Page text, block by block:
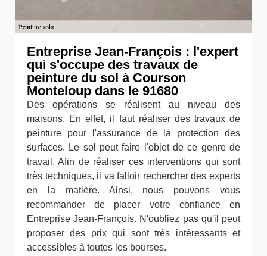
Entreprise Jean-François : l'expert
qui s'occupe des travaux de
peinture du sol à Courson
Monteloup dans le 91680
Des opérations se réalisent au niveau des
maisons. En effet, il faut réaliser des travaux de
peinture pour l'assurance de la protection des
surfaces. Le sol peut faire l'objet de ce genre de
travail. Afin de réaliser ces interventions qui sont
très techniques, il va falloir rechercher des experts
en la matière. Ainsi, nous pouvons vous
recommander de placer votre confiance en
Entreprise Jean-François. N'oubliez pas qu'il peut
proposer des prix qui sont très intéressants et
accessibles à toutes les bourses.